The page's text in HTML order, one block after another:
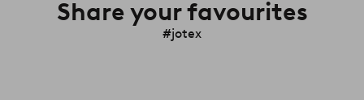
Share your favourites
#jotex